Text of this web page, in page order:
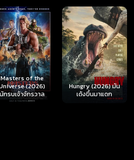
(2026) มัน
เด้งขึ้นมาแดก
Ready or Not 2:
Here I Come
(2026) เกมพร้อม
ตาย 2